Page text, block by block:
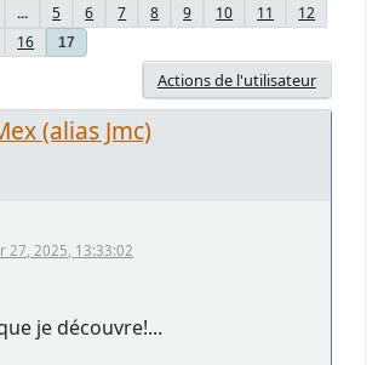
... 5 6 7 8 9 10 11
12
16 17
Actions de l'utilisateur
(alias Jmc)
27, 2025, 13:33:02
je découvre!...